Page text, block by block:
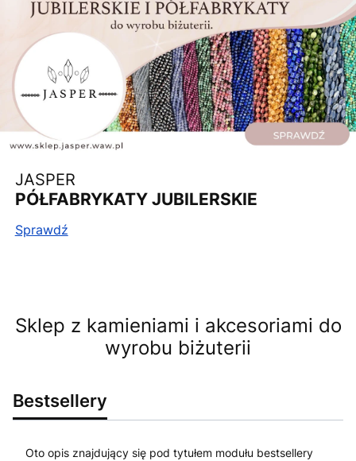
JASPER
PÓŁFABRYKATY JUBILERSKIE
Sprawdź
Sklep z kamieniami i akcesoriami do
wyrobu biżuterii
Bestsellery
Oto opis znajdujący się pod tytułem modułu bestsellery